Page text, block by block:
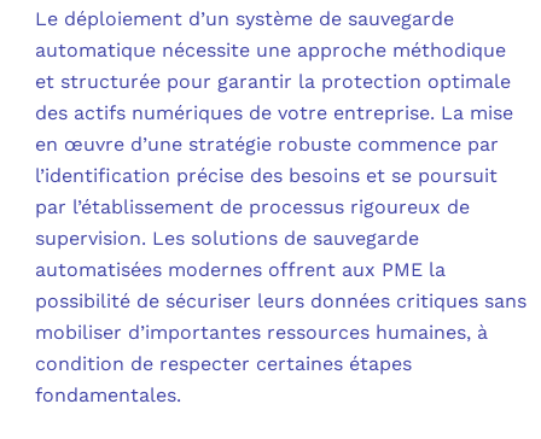
Le déploiement d’un système de sauvegarde
automatique nécessite une approche méthodique
et structurée pour garantir la protection optimale
des actifs numériques de votre entreprise. La mise
en œuvre d’une stratégie robuste commence par
l’identification précise des besoins et se poursuit
par l’établissement de processus rigoureux de
supervision. Les solutions de sauvegarde
automatisées modernes offrent aux PME la
possibilité de sécuriser leurs données critiques sans
mobiliser d’importantes ressources humaines, à
condition de respecter certaines étapes
fondamentales.